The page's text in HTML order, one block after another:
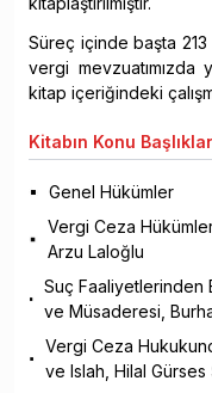
Süreç içinde başta 213
vergi mevzuatımızda
kitap içeriğindeki
Kitabın Konu
Genel Hükümler
Vergi Ceza
Arzu Laloğlu
Suç Faaliyetlerinden
ve Müsaderesi,
Vergi Ceza
ve Islah, Hilal Gürses